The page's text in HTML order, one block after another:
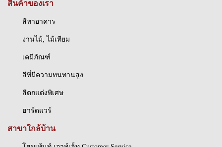
สินค้าของเรา
สีทาอาคาร
งานไม้, ไม้เทียม
เคมีภัณฑ์
สีที่มีความทนทานสูง
สีตกแต่งพิเศษ
ฮาร์ดแวร์
สาขาใกล้บ้าน